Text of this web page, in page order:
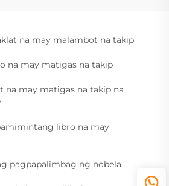
na may malambot na takip
na may matigas na takip
na may matigas na takip na
libro na may
pagpapalimbag ng nobela